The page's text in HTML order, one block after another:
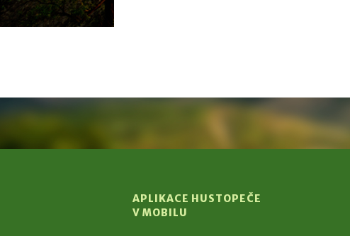
APLIKACE HUSTOPEČE
V MOBILU